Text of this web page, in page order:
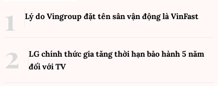
Lý do Vingroup đặt tên sân vận động là VinFast
LG chính thức gia tăng thời hạn bảo hành 5 năm
đối với TV